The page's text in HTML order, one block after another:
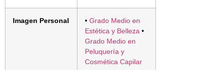
Imagen Personal • Grado Medio en
Estética y Belleza •
Grado Medio en
Peluquería y
Cosmética Capilar